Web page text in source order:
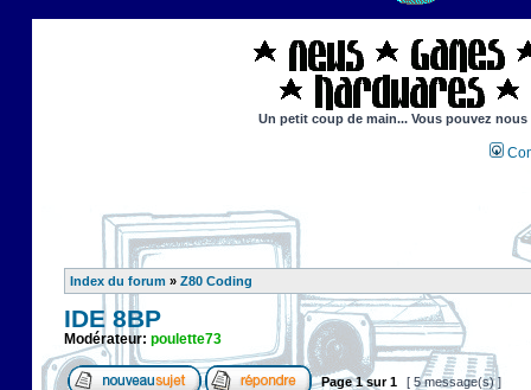
Un petit coup de main... Vous pouvez
Index du forum » Z80 Coding
IDE 8BP
Modérateur: poulette73
Page1sur1 [ 5 message(s) ]